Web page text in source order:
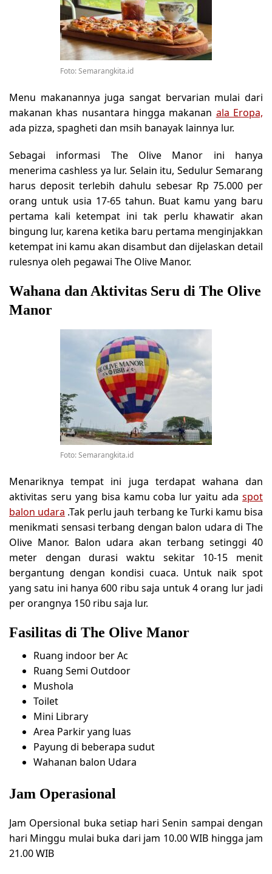
Foto: Semarangkita.id
Menu makanannya juga sangat bervarian mulai dari
makanan khas nusantara hingga makanan ala Eropa,
ada pizza, spagheti dan msih banayak lainnya lur.
Sebagai informasi The Olive Manor ini hanya
menerima cashless ya lur. Selain itu, Sedulur Semarang
harus deposit terlebih dahulu sebesar Rp 75.000 per
orang untuk usia 17-65 tahun. Buat kamu yang baru
pertama kali ketempat ini tak perlu khawatir akan
bingung lur, karena ketika baru pertama menginjakkan
ketempat ini kamu akan disambut dan dijelaskan detail
rulesnya oleh pegawai The Olive Manor.
Wahana dan Aktivitas Seru di The Olive
Manor
Foto: Semarangkita.id
Menariknya tempat ini juga terdapat wahana dan
aktivitas seru yang bisa kamu coba lur yaitu ada spot
balon udara .Tak perlu jauh terbang ke Turki kamu bisa
menikmati sensasi terbang dengan balon udara di The
Olive Manor. Balon udara akan terbang setinggi 40
meter dengan durasi waktu sekitar 10-15 menit
bergantung dengan kondisi cuaca. Untuk naik spot
yang satu ini hanya 600 ribu saja untuk 4 orang lur jadi
per orangnya 150 ribu saja lur.
Fasilitas di The Olive Manor
Ruang indoor ber Ac
Ruang Semi Outdoor
Mushola
Toilet
Mini Library
Area Parkir yang luas
Payung di beberapa sudut
Wahanan balon Udara
Jam Operasional
Jam Opersional buka setiap hari Senin sampai dengan
hari Minggu mulai buka dari jam 10.00 WIB hingga jam
21.00 WIB